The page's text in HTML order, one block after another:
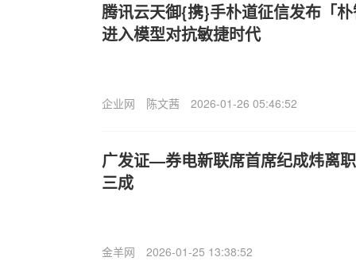
腾讯云天御{携}手朴道征信发布「
进入模型对抗敏捷时代
企业网 陈文茜 2026-01-26 05:46:52
广发证—券电新联席首席纪成炜离
三成
金羊网 2026-01-25 13:38:52